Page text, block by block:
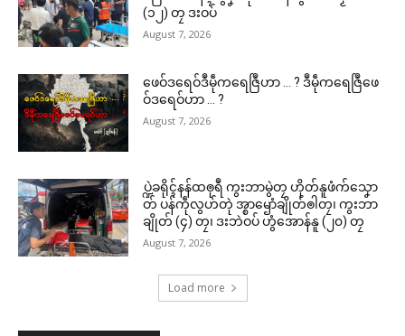
ဌာန်ပရိုၚ်ဗၠးၜးမန်
ပရိုၚ်လက္ကရဴအိုတ်
🏛 လညာတ်ပါ်ပဲါ
ညးဒါန်လိက်
Related
ဒြဟတ်ပၠန်ဂတးမန်ဂှ် စိုပ်ဒၟံၚ်အ
ဆံၚ်လဵုရော?
April 2, 2026
ကၟောန်ပခိုၚ်ပ္တိုန် ဂၠံၚ်တရဴပရေၚ်ဂ
ကူမန်ညိ
In "လိက်ပရေၚ်"
(၁၂) တၠ ဒးဝပ်
August 7, 2026
ဖေဝ်ဒရေဝ်ဒဳမဵုကရေဇြဳဟာ … ? ဒဳမဵုကရေဇြဳဖေ
ဝ်ဒရေဝ်ဟာ … ?
August 7, 2026
ပ္ဍဲခရိုၚ်နန်ထၜုရဳ ကွးဘာမွဲတၠ ဟိုတ်နူဖံက်သၞော
တ် ပန်ကဵုလွဟ်တုဲ အ္စာၝောံချိုတ်ၜါတၠ၊ ကွးဘာ
ချိုတ် (၄) တၠ၊ ဒးဘဲဝပ် ဟွံအောန်နူ (၂၀) တၠ
August 7, 2026
Load more